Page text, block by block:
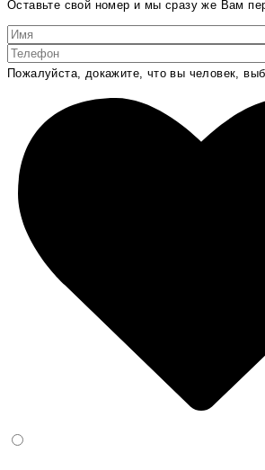
Оставьте свой номер и мы сразу же Вам
Пожалуйста, докажите, что вы человек,